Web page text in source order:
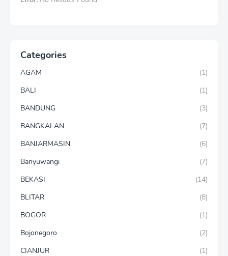
Categories
AGAM
(1)
BALI
(1)
BANDUNG
(3)
BANGKALAN
(7)
BANJARMASIN
(6)
Banyuwangi
(7)
BEKASI
(14)
BLITAR
(8)
BOGOR
(1)
Bojonegoro
(2)
CIANJUR
(1)